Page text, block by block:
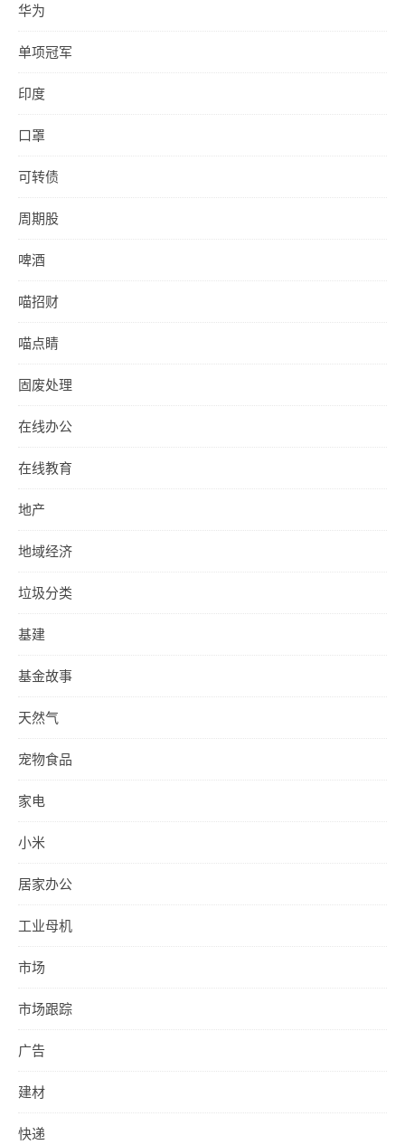
华为
单项冠军
印度
口罩
可转债
周期股
啤酒
喵招财
喵点睛
固废处理
在线办公
在线教育
地产
地域经济
垃圾分类
基建
基金故事
天然气
宠物食品
家电
小米
居家办公
工业母机
市场
市场跟踪
广告
建材
快递